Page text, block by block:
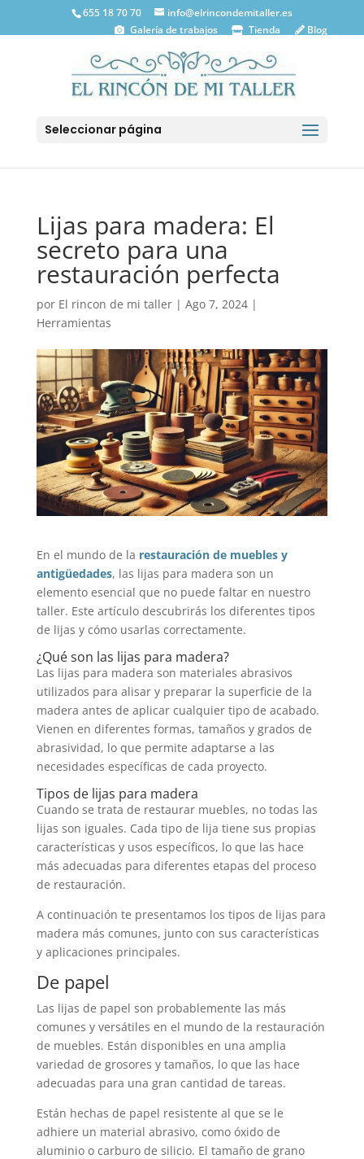
655 18 70 70
info@elrincondemitaller.es
Galería de trabajos
Tienda Blog
Seleccionar página
Lijas para madera: El
secreto para una
restauración perfecta
por El rincon de mi taller| Ago 7, 2024|
Herramientas
En el mundo de la restauración de muebles y
antigüedades, las lijas para madera son un
elemento esencial que no puede faltar en nuestro
taller. Este artículo descubrirás los diferentes tipos
de lijas y cómo usarlas correctamente.
¿Qué son las lijas para madera?
Las lijas para madera son materiales abrasivos
utilizados para alisar y preparar la superficie de la
madera antes de aplicar cualquier tipo de acabado.
Vienen en diferentes formas, tamaños y grados de
abrasividad, lo que permite adaptarse a las
necesidades específicas de cada proyecto.
Tipos de lijas para madera
Cuando se trata de restaurar muebles, no todas las
lijas son iguales. Cada tipo de lija tiene sus propias
características y usos específicos, lo que las hace
más adecuadas para diferentes etapas del proceso
de restauración.
A continuación te presentamos los tipos de lijas para
madera más comunes, junto con sus características
y aplicaciones principales.
De papel
Las lijas de papel son probablemente las más
comunes y versátiles en el mundo de la restauración
de muebles. Están disponibles en una amplia
variedad de grosores y tamaños, lo que las hace
adecuadas para una gran cantidad de tareas.
Están hechas de papel resistente al que se le
adhiere un material abrasivo, como óxido de
aluminio o carburo de silicio. El tamaño de grano